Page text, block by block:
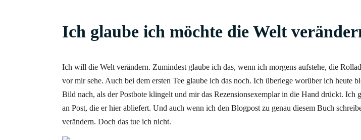
Ich glaube ich möchte die Welt
Ich will die Welt verändern. Zumindest glaube ich das, wenn ich morgens aufstehe, die
vor mir sehe. Auch bei dem ersten Tee glaube ich das noch. Ich überlege worüber ich heute
Bild nach, als der Postbote klingelt und mir das Rezensionsexemplar in die Hand drückt. Ich
an Post, die er hier abliefert. Und auch wenn ich den Blogpost zu genau diesem Buch
verändern. Doch das tue ich nicht.